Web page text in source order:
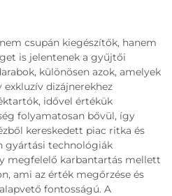
csupán kiegészítők, hanem
is jelentenek a gyűjtői
különösen azok, amelyek
dizájnerekhez
idővel értékük
folyamatosan bővül, így
kereskedett piac ritka és
gyártási technológiák
megfelelő karbantartás mellett
ami az érték megőrzése és
fontosságú. A